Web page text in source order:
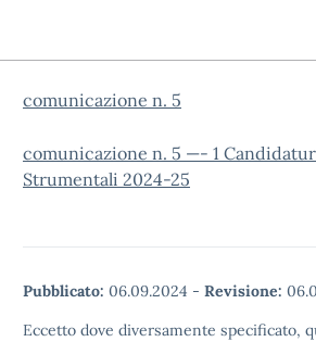
comunicazione n. 5
comunicazione n. 5 —- 1
Strumentali 2024-25
Pubblicato: 06.09.2024 - Revisione:
Eccetto dove diversamente specificato,